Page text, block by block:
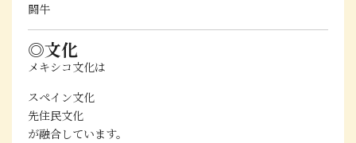
闘牛
◎文化
メキシコ文化は
スペイン文化
先住民文化
が融合しています。